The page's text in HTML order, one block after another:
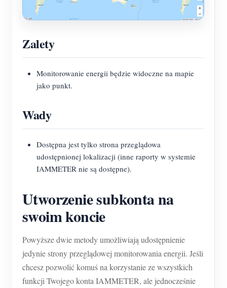
Zalety
Monitorowanie energii będzie widoczne na mapie
jako punkt.
Wady
Dostępna jest tylko strona przeglądowa
udostępnionej lokalizacji (inne raporty w systemie
IAMMETER nie są dostępne).
Utworzenie subkonta na
swoim koncie
Powyższe dwie metody umożliwiają udostępnienie
jedynie strony przeglądowej monitorowania energii. Jeśli
chcesz pozwolić komuś na korzystanie ze wszystkich
funkcji Twojego konta IAMMETER, ale jednocześnie